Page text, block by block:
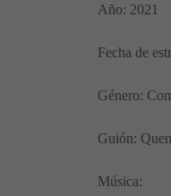
Año: 2021
Fecha de
Género:
Guión:
Música: